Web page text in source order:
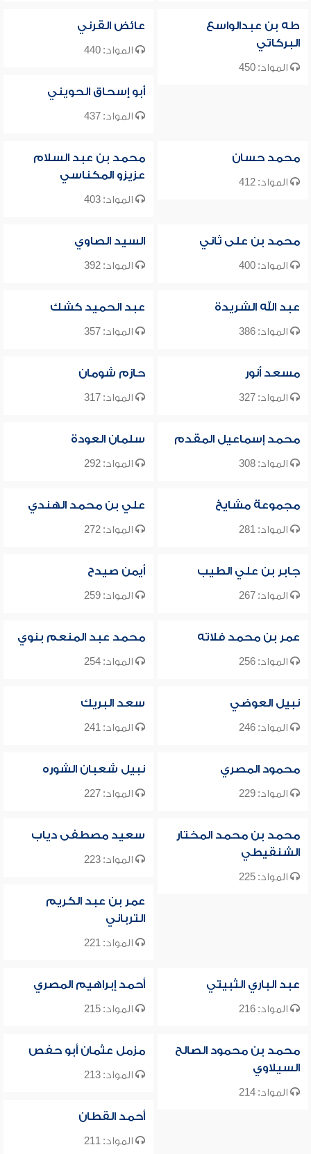
طه بن عبدالواسع
البركاتي
المواد: 450
عائض القرني
المواد: 440
أبو إسحاق الحويني
المواد: 437
محمد حسان
المواد: 412
محمد بن عبد السلام
عزيزو المكناسي
المواد: 403
محمد بن على ثاني
المواد: 400
السيد الصاوي
المواد: 392
عبد الله الشريدة
المواد: 386
عبد الحميد كشك
المواد: 357
مسعد أنور
المواد: 327
حازم شومان
المواد: 317
محمد إسماعيل المقدم
المواد: 308
سلمان العودة
المواد: 292
مجموعة مشايخ
المواد: 281
علي بن محمد الهندي
المواد: 272
جابر بن علي الطيب
المواد: 267
أيمن صيدح
المواد: 259
عمر بن محمد فلاته
المواد: 256
محمد عبد المنعم بنوي
المواد: 254
نبيل العوضي
المواد: 246
سعد البريك
المواد: 241
محمود المصري
المواد: 229
نبيل شعبان الشوره
المواد: 227
محمد بن محمد المختار
الشنقيطي
المواد: 225
سعيد مصطفى دياب
المواد: 223
عمر بن عبد الكريم
الترباني
المواد: 221
عبد الباري الثبيتي
المواد: 216
أحمد إبراهيم المصري
المواد: 215
محمد بن محمود الصالح
السيلاوي
المواد: 214
مزمل عثمان أبو حفص
المواد: 213
أحمد القطان
المواد: 211